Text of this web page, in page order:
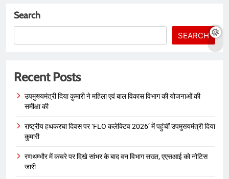
Search
SEARCH
Recent Posts
उपमुख्यमंत्री दिया कुमारी ने महिला एवं बाल विकास विभाग की योजनाओं की
समीक्षा की
राष्ट्रीय हथकरघा दिवस पर ‘FLO कलेक्टिव 2026’ में पहुंचीं उपमुख्यमंत्री दिया
कुमारी
रणथम्भौर में कचरे पर दिखे सांभर के बाद वन विभाग सख्त, एएसआई को नोटिस
जारी